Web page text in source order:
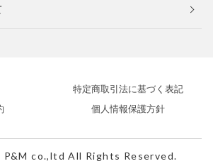
特定商取引法に基づく表記
個人情報保護方針
co.,ltd All Rights Reserved.